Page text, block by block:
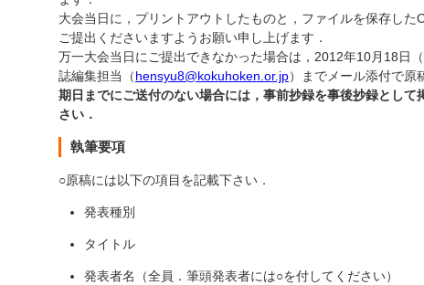
大会当日に，プリントアウトしたものと，ファイルを保存した
ご提出くださいますようお願い申し上げます．
万一大会当日にご提出できなかった場合は，2012年10月18日
誌編集担当（hensyu8@kokuhoken.or.jp）までメール添付で原
期日までにご送付のない場合には，事前抄録を事後抄録として
さい．
執筆要項
○原稿には以下の項目を記載下さい．
発表種別
タイトル
発表者名（全員．筆頭発表者には○を付してください）